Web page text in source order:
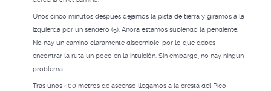
Unos cinco minutos después dejamos la pista de tierra y giramos a la
izquierda por un sendero (5). Ahora estamos subiendo la pendiente.
No hay un camino claramente discernible, por lo que debes
encontrar la ruta un poco en la intuición. Sin embargo, no hay ningún
problema.
Tras unos 400 metros de ascenso llegamos a la cresta del Pico